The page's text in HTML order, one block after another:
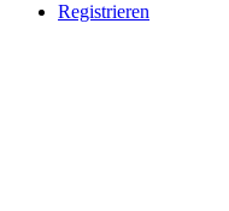
Registrieren